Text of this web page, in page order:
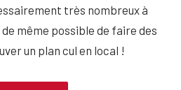
très nombreux à
même possible de faire des
un plan cul en local !